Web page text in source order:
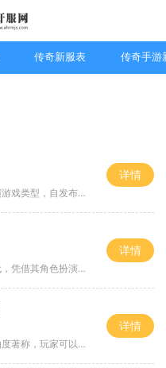
传奇新服表 传奇手游
传奇游戏作为经典的角色扮演游戏类型，自发布以来便吸引了无数玩家。其独特的玩法和丰富的社交系统，使得玩家能够在虚拟世界中体验到战斗的快感和策略的乐趣。在这个游戏中，玩家可以选择不同的职业，如战士、法师和道士，每个职业都有其独特的技能和特点。通
详情
传奇游戏源于经典的端游时代，凭借其角色扮演的玩法和丰富的社交系统，一直以来都深受玩家喜爱。作为一种多人在线角色扮演游戏，传奇游戏通常结合了战斗、探险和任务等多种元素。玩家在游戏中扮演不同的角色，通过不断的打怪升级、装备强化、技能学习，逐步提
详情
传奇游戏以其开放世界和自由度著称，玩家可以选择不同的职业进行冒险。在单职业迷失传奇中，所有玩家都将扮演相同的职业，这种设置让游戏的平衡性得到了极大的提升。在这个版本中，玩家可以选择战士、法师或道士，每个职业都有独特的技能和玩法。角色扮演的乐
详情